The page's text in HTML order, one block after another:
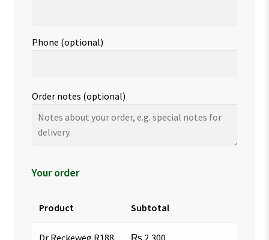
Phone (optional)
Order notes (optional)
Your order
Product Subtotal
Dr Reckeweg R188
₨ 2,300